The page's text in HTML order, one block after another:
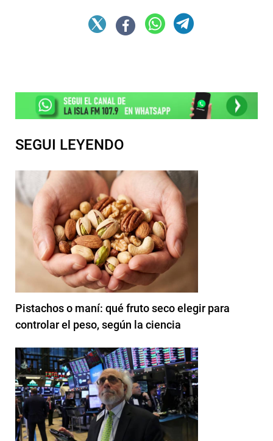
SEGUI LEYENDO
Pistachos o maní: qué fruto seco elegir para
controlar el peso, según la ciencia